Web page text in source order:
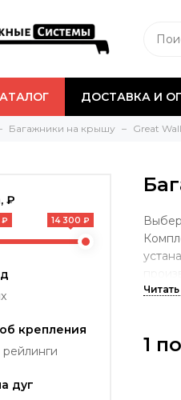
ДОСТАВКА И
Багажники на крышу Great Wall
₽
₽ 14 300 ₽
крепления
рейлинги
дуг
1